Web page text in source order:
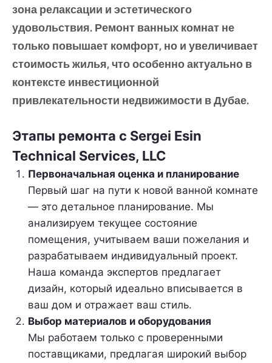
зона релаксации и эстетического
удовольствия. Ремонт ванных комнат не
только повышает комфорт, но и увеличивает
стоимость жилья, что особенно актуально в
контексте инвестиционной
привлекательности недвижимости в Дубае.
Этапы ремонта с Sergei Esin
Technical Services, LLC
Первоначальная оценка и планирование
Первый шаг на пути к новой ванной комнате
— это детальное планирование. Мы
анализируем текущее состояние
помещения, учитываем ваши пожелания и
разрабатываем индивидуальный проект.
Наша команда экспертов предлагает
дизайн, который идеально вписывается в
ваш дом и отражает ваш стиль.
Выбор материалов и оборудования
Мы работаем только с проверенными
поставщиками, предлагая широкий выбор